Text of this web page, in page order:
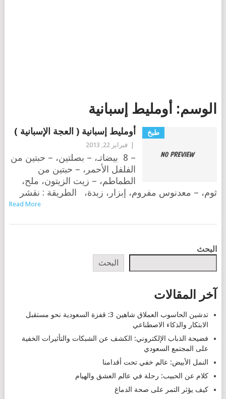
الوسم: أومليط إسبانية
طبخ أومليط إسبانية ( العجة الإسبانية )
فبراير 22, 2013
– 8 بيضاتـ، – بصلتين، – حبتين من
الفلفل الأحمر، – حبتين من
الطماطم، – زيت الزيتون، ملح،
ثوم، – معدنوس مفروم، إبزار، زبدة، الطريقة : نقشر
Read More
POSTS
البحث
البحث
آخر المقالات
تدشين الحاسوب العملاق شاهين 3: قفزة السعودية نحو مستقبل
الابتكار والذكاء الاصطناعي
فضيحة الذباب الإلكتروني: الكشف عن الشبكات والتأثيرات الخفية
على المجتمع السعودي
النمل الأبيض: عالم خفي تحت أقدامنا
كلام عن الحبيب: رحلة في عالم العشق والهيام
كيف يؤثر التمر على صحة الدماغ